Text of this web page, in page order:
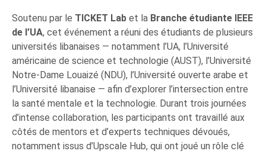
Soutenu par le TICKET Lab et la Branche étudiante IEEE
de l’UA, cet événement a réuni des étudiants de plusieurs
universités libanaises — notamment l’UA, l’Université
américaine de science et technologie (AUST), l’Université
Notre-Dame Louaizé (NDU), l’Université ouverte arabe et
l’Université libanaise — afin d’explorer l’intersection entre
la santé mentale et la technologie. Durant trois journées
d’intense collaboration, les participants ont travaillé aux
côtés de mentors et d’experts techniques dévoués,
notamment issus d’Upscale Hub, qui ont joué un rôle clé